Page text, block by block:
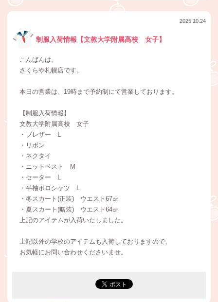
2025.10.24
制服入荷情報【文教大学附属高校 女子】
こんばんは。
さくらや札幌店です。
本日の営業は、19時まで予約制にて営業しております。
【制服入荷情報】
文教大学附属高校 女子
・ブレザー L
・リボン
・ネクタイ
・ニットベスト M
・セーター L
・半袖ポロシャツ L
・冬スカート(正装) ウエスト67㎝
・夏スカート(略装) ウエスト64㎝
上記のアイテムが入荷いたしました。
上記以外の学校のアイテムも入荷しておりますので、
お気軽にお問い合わせくださいませ。